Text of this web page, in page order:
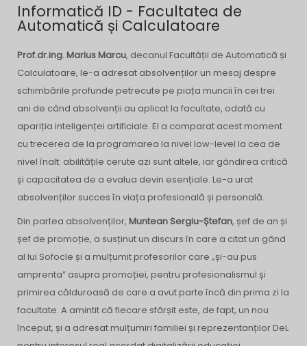
Informatică ID - Facultatea de
Automatică și Calculatoare
Prof.dr.ing. Marius Marcu, decanul Facultății de Automatică și
Calculatoare, le-a adresat absolvenților un mesaj despre
schimbările profunde petrecute pe piața muncii în cei trei
ani de când absolvenții au aplicat la facultate, odată cu
apariția inteligenței artificiale. El a comparat acest moment
cu trecerea de la programarea la nivel low-level la cea de
nivel înalt: abilitățile cerute azi sunt altele, iar gândirea critică
și capacitatea de a evalua devin esențiale. Le-a urat
absolvenților succes în viața profesională și personală.
Din partea absolvenților, Muntean Sergiu-Ștefan, șef de an și
șef de promoție, a susținut un discurs în care a citat un gând
al lui Sofocle și a mulțumit profesorilor care „și-au pus
amprenta” asupra promoției, pentru profesionalismul și
primirea călduroasă de care a avut parte încă din prima zi la
facultate. A amintit că fiecare sfârșit este, de fapt, un nou
început, și a adresat mulțumiri familiei și reprezentanților DeL